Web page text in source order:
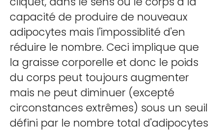
capacité de produire de nouveaux
adipocytes mais l'impossiblité d'en
réduire le nombre. Ceci implique que
la graisse corporelle et donc le poids
du corps peut toujours augmenter
mais ne peut diminuer (excepté
circonstances extrêmes) sous un seuil
défini par le nombre total d'adipocytes